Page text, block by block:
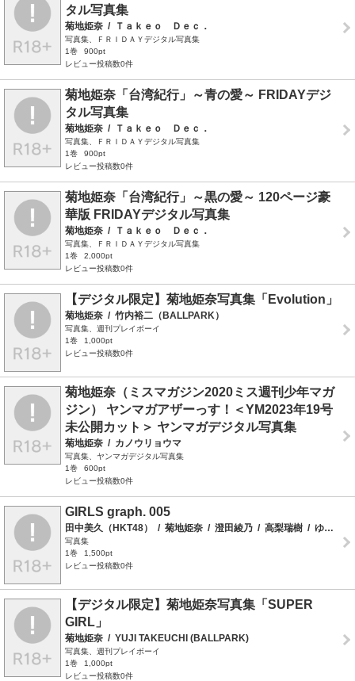
タル写真集
菊地姫奈 / Ｔａｋｅｏ Ｄｅｃ．
写真集、ＦＲＩＤＡＹデジタル写真集
1巻
900pt
レビュー投稿数0件
菊地姫奈「台湾紀行」～青の愛～ FRIDAYデジ
タル写真集
菊地姫奈 / Ｔａｋｅｏ Ｄｅｃ．
写真集、ＦＲＩＤＡＹデジタル写真集
1巻
900pt
レビュー投稿数0件
菊地姫奈「台湾紀行」～黒の愛～ 120ページ豪
華版 FRIDAYデジタル写真集
菊地姫奈 / Ｔａｋｅｏ Ｄｅｃ．
写真集、ＦＲＩＤＡＹデジタル写真集
1巻
2,000pt
レビュー投稿数0件
【デジタル限定】菊地姫奈写真集「Evolution」
菊地姫奈 / 竹内裕二（BALLPARK）
写真集、週刊プレイボーイ
1巻
1,000pt
レビュー投稿数0件
菊地姫奈（ミスマガジン2020ミス週刊少年マガ
ジン） ヤンマガアザーっす！＜YM2023年19号
未公開カット＞ ヤンマガデジタル写真集
菊地姫奈 / カノウリョウマ
写真集、ヤンマガデジタル写真集
1巻
600pt
レビュー投稿数0件
GIRLS graph. 005
田中美久（HKT48） / 菊地姫奈 / 澄田綾乃 / 高梨瑞樹 / ゆでたまご
写真集
1巻
1,500pt
レビュー投稿数0件
【デジタル限定】菊地姫奈写真集「SUPER
GIRL」
菊地姫奈 / YUJI TAKEUCHI (BALLPARK)
写真集、週刊プレイボーイ
1巻
1,000pt
レビュー投稿数0件